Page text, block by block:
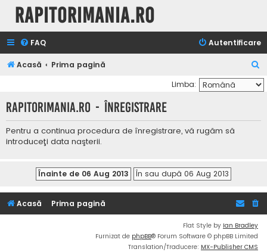
Rapitorimania.ro
FAQ Autentificare
Acasă Prima pagină
ă
u
Limba:
Rapitorimania.ro - Înregistrare
Pentru a continua procedura de înregistrare, vă rugăm să
introduceţi data naşterii.
Acasă Prima pagină
Flat Style by Ian Bradley
Furnizat de phpBB® Forum Software © phpBB Limited
Translation/Traducere: MX-Publisher CMS